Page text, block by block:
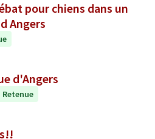
pour chiens dans un
Angers
d'Angers
Retenue